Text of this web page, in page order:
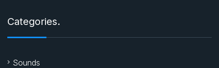
Categories.
Sounds